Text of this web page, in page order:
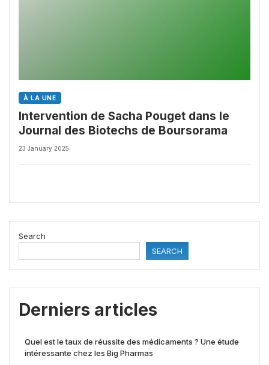
À LA UNE
Intervention de Sacha Pouget dans le
Journal des Biotechs de Boursorama
23 January 2025
Search
SEARCH
Derniers articles
Quel est le taux de réussite des médicaments ? Une étude
intéressante chez les Big Pharmas